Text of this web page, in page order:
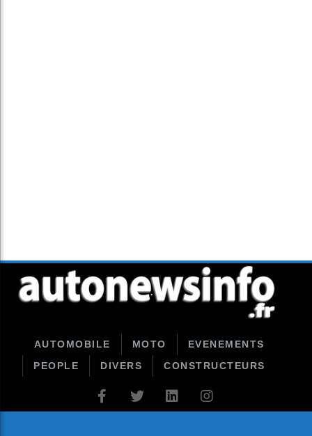
AUTOMOBILE MOTO
EVENEMENTS
PEOPLE
DIVERS CONSTRUCTEURS